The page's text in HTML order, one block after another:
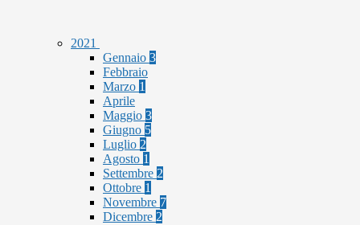
2021
Gennaio 3
Febbraio
Marzo 1
Aprile
Maggio 3
Giugno 5
Luglio 2
Agosto 1
Settembre 2
Ottobre 1
Novembre 7
Dicembre 2